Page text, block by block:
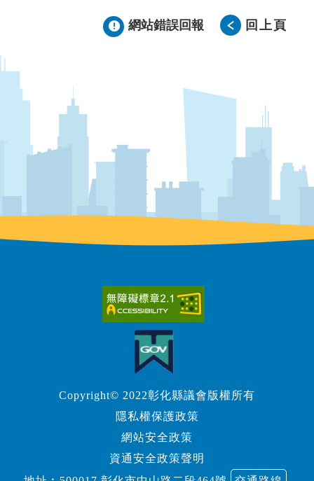
網站錯誤回報 回上頁
Copyright© 2022彰化縣議會版權所有
隱私權保護政策
網站安全政策
資通安全政策聲明